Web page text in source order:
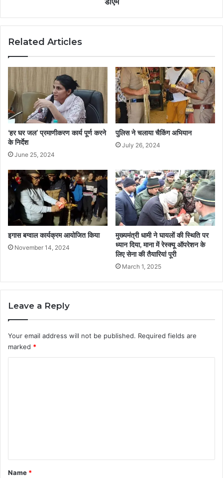
Related Articles
‘हर घर जल’ प्रमाणीकरण कार्य पूर्ण करने
के निर्देश
June 25, 2024
पुलिस ने चलाया चैकिंग अभियान
July 26, 2024
इगास बग्वाल कार्यक्रम आयोजित किया
November 14, 2024
मुख्यमंत्री धामी ने घायलों की स्थिति पर
ध्यान दिया, माना में रेस्क्यू ऑपरेशन के
लिए सेना की तैयारियां पूरी
March 1, 2025
Leave a Reply
Your email address will not be published. Required fields are
marked *
*
Name *